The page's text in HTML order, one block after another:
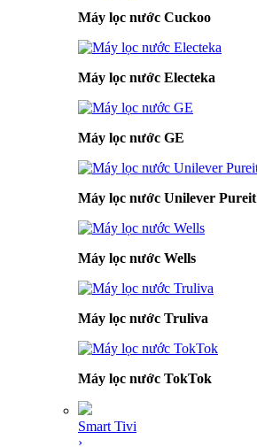
Máy lọc nước Cuckoo
Máy lọc nước Electeka
Máy lọc nước GE
Máy lọc nước Unilever Pureit
Máy lọc nước Wells
Máy lọc nước Truliva
Máy lọc nước TokTok
Smart Tivi
›